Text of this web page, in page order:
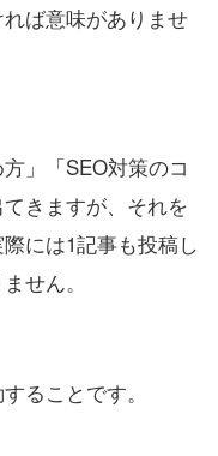
ば意味がありませ
」「SEO対策のコ
きますが、それを
には1記事も投稿し
せん。
ることです。